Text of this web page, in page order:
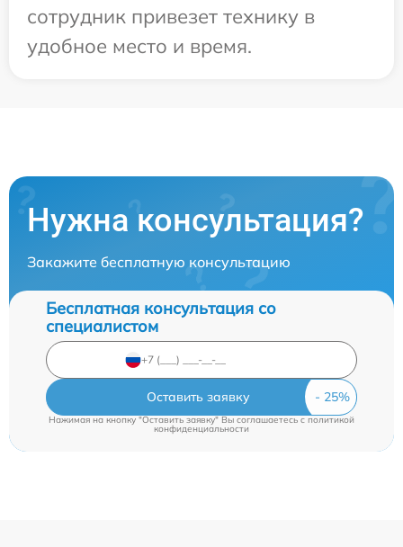
сотрудник привезет технику в
удобное место и время.
Нужна консультация?
Закажите бесплатную консультацию
Бесплатная консультация со
специалистом
Оставить заявку
Нажимая на кнопку "Оставить заявку" Вы соглашаетесь cполитикой
конфиденциальности